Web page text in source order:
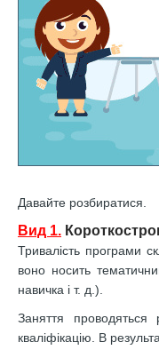
Давайте розбиратися.
Вид 1.
Тривалість програми
воно носить
навичка і т. д.).
Заняття
кваліфікацію. В